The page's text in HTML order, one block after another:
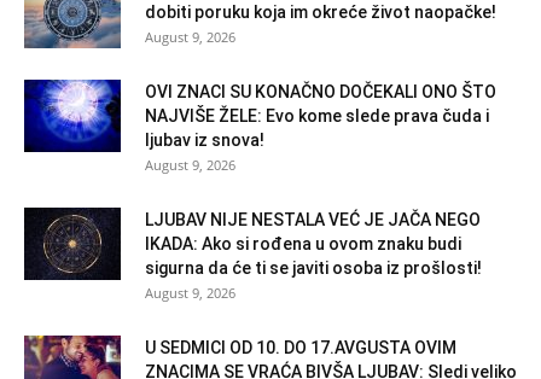
dobiti poruku koja im okreće život naopačke!
August 9, 2026
OVI ZNACI SU KONAČNO DOČEKALI ONO ŠTO
NAJVIŠE ŽELE: Evo kome slede prava čuda i
ljubav iz snova!
August 9, 2026
LJUBAV NIJE NESTALA VEĆ JE JAČA NEGO
IKADA: Ako si rođena u ovom znaku budi
sigurna da će ti se javiti osoba iz prošlosti!
August 9, 2026
U SEDMICI OD 10. DO 17.AVGUSTA OVIM
ZNACIMA SE VRAĆA BIVŠA LJUBAV: Sledi veliko